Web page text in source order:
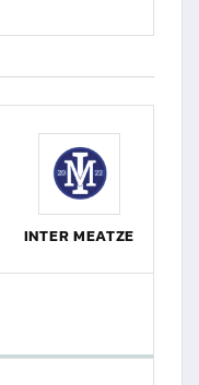
INTER MEATZE